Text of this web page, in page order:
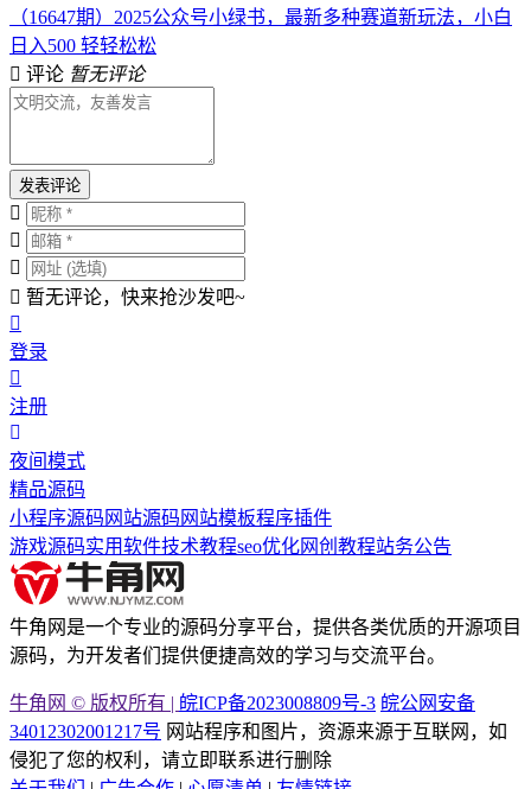
（16647期）2025公众号小绿书，最新多种赛道新玩法，小白
日入500 轻轻松松
评论 暂无评论
发表评论
暂无评论，快来抢沙发吧~
登录
注册
夜间模式
精品源码
小程序源码 网站源码 网站模板程序插件
游戏源码实用软件技术教程seo优化网创教程站务公告
牛角网是一个专业的源码分享平台，提供各类优质的开源项目
源码，为开发者们提供便捷高效的学习与交流平台。
牛角网 © 版权所有 | 皖ICP备2023008809号-3 皖公网安备
34012302001217号 网站程序和图片，资源来源于互联网，如
侵犯了您的权利，请立即联系进行删除